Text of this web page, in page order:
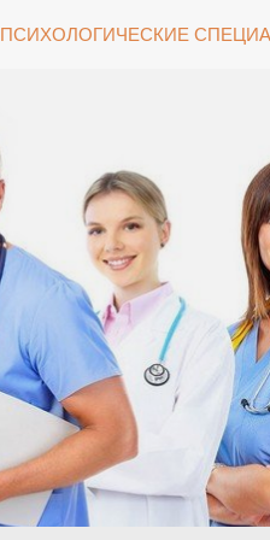
ПСИХОЛОГИЧЕСКИЕ